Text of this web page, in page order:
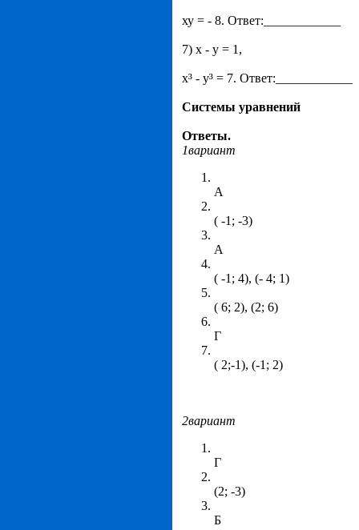
ху = - 8. Ответ:____________
7) х - у = 1,
х³ - у³ = 7. Ответ:____________
Системы уравнений
Ответы.
1вариант
А
( -1; -3)
А
( -1; 4), (- 4; 1)
( 6; 2), (2; 6)
Г
( 2;-1), (-1; 2)
2вариант
Г
(2; -3)
Б